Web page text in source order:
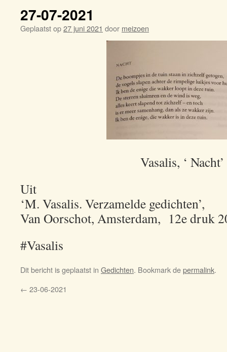
27-07-2021
Geplaatst op27 juni 2021 door meizoen
Vasalis, ‘ Nacht’
Uit
‘M. Vasalis. Verzamelde gedichten’,
Van Oorschot, Amsterdam, 12e druk
#Vasalis
Dit bericht is geplaatst in Gedichten. Bookmark depermalink.
← 23-06-2021